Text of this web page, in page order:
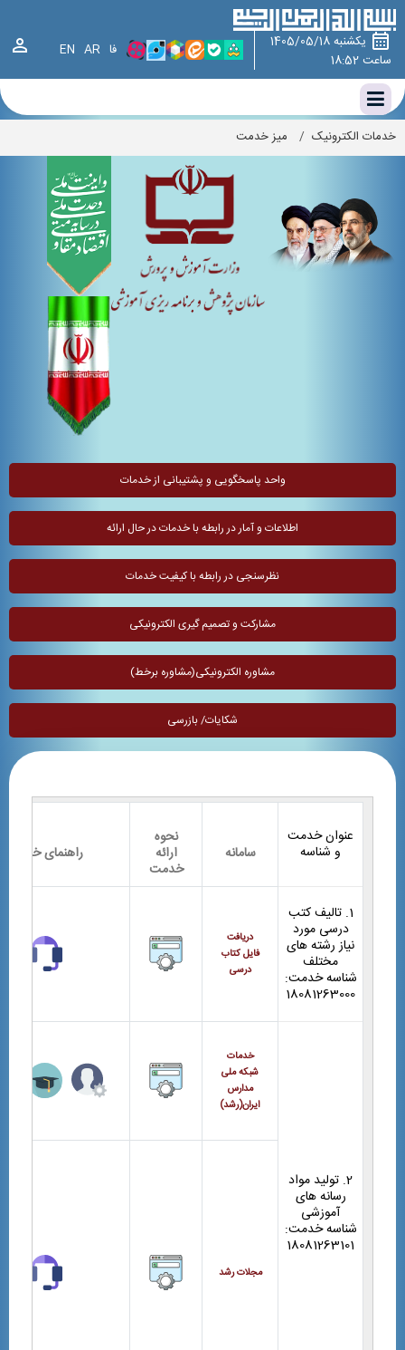
EN AR فا
یکشنبه 1405/05/18
ساعت 18:52
خدمات الکترونیک/ میز خدمت
واحد پاسخگویی و پشتیبانی از خدمات
اطلاعات و آمار در رابطه با خدمات در حال ارائه
نظرسنجی در رابطه با کیفیت خدمات
مشارکت و تصمیم گیری الکترونیکی
مشاوره الکترونیکی(مشاوره برخط)
شکایات/ بازرسی
عنوان خدمت
و شناسه سامانه
نحوه
ارائه
خدمت
راهنمای خدمت
1. تالیف کتب
درسی مورد
نیاز رشته های
مختلف
شناسه خدمت:
18081263000
دریافت
فایل کتاب
درسی
2. تولید مواد
رسانه های
آموزشی
شناسه خدمت:
18081263101
خدمات
شبکه ملی
مدارس
ایران(رشد)
مجلات رشد